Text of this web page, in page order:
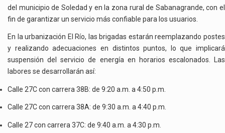
del municipio de Soledad y en la zona rural de Sabanagrande, con el
fin de garantizar un servicio más confiable para los usuarios.
En la urbanización El Río, las brigadas estarán reemplazando postes
y realizando adecuaciones en distintos puntos, lo que implicará
suspensión del servicio de energía en horarios escalonados. Las
labores se desarrollarán así:
Calle 27C con carrera 38B: de 9:20 a.m. a 4:50 p.m.
Calle 27C con carrera 38A: de 9:30 a.m. a 4:40 p.m.
Calle 27 con carrera 37C: de 9:40 a.m. a 4:30 p.m.